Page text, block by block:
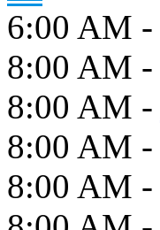
6:00 AM -
8:00 AM -
8:00 AM -
8:00 AM -
8:00 AM -